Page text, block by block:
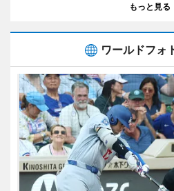
もっと見る
ワールドフォ